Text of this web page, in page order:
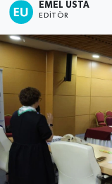
EMEL USTA
EDITÖR